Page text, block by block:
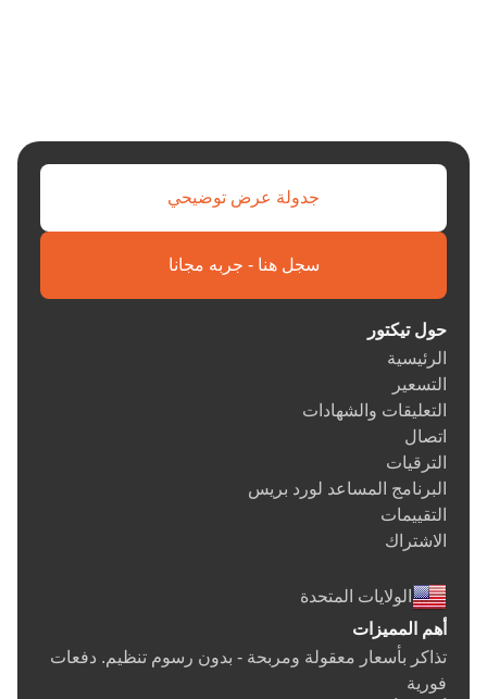
جدولة عرض توضيحي
سجل هنا - جربه مجانا
حول تيكتور
الرئيسية
التسعير
التعليقات والشهادات
اتصال
الترقيات
البرنامج المساعد لورد بريس
التقييمات
الاشتراك
الولايات المتحدة
أهم المميزات
تذاكر بأسعار معقولة ومربحة - بدون رسوم تنظيم. دفعات
فورية